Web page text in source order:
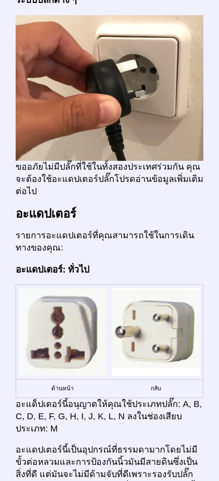
ขออภัยไม่มีปลั๊กที่ใช้ในทั้งสองประเทศร่วมกัน คุณ
จะต้องใช้อะแดปเตอร์ปลั๊กโปรดอ่านข้อมูลเพิ่มเติม
ต่อไป
อะแดปเตอร์
รายการอะแดปเตอร์ที่คุณสามารถใช้ในการเดิน
ทางของคุณ:
อะแดปเตอร์: ทั่วไป
ด้านหน้า กลับ
อะแด็ปเตอร์นี้อนุญาตให้คุณใช้ประเภทปลั๊ก: A, B,
C, D, E, F, G, H, I, J, K, L, N ลงในช่องเสียบ
ประเภท: M
อะแดปเตอร์นี้เป็นอุปกรณ์ที่ธรรมดามากโดยไม่มี
ขั้วต่อหลวมและการป้องกันนิ้วมันมีสายดินซึ่งเป็น
สิ่งที่ดี แต่มันจะไม่มีด้ามจับที่ดีเพราะรองรับปลั๊ก